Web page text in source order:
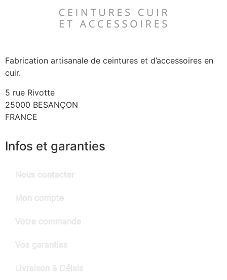
Fabrication artisanale de ceintures et d’accessoires en
cuir.
5 rue Rivotte
25000 BESANÇON
FRANCE
Infos et garanties
Nous contacter
Mon compte
Votre commande
Vos garanties
Livraison & Délais